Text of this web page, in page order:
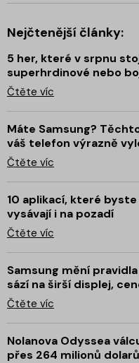
Nejčtenější články:
5 her, které v srpnu
superhrdinové nebo
Čtěte víc
Máte Samsung?
váš telefon výrazně
Čtěte víc
10 aplikací, které
vysávají i na pozadí
Čtěte víc
Samsung mění
sází na širší displej,
Čtěte víc
Nolanova Odyssea
přes 264 milionů dolarů